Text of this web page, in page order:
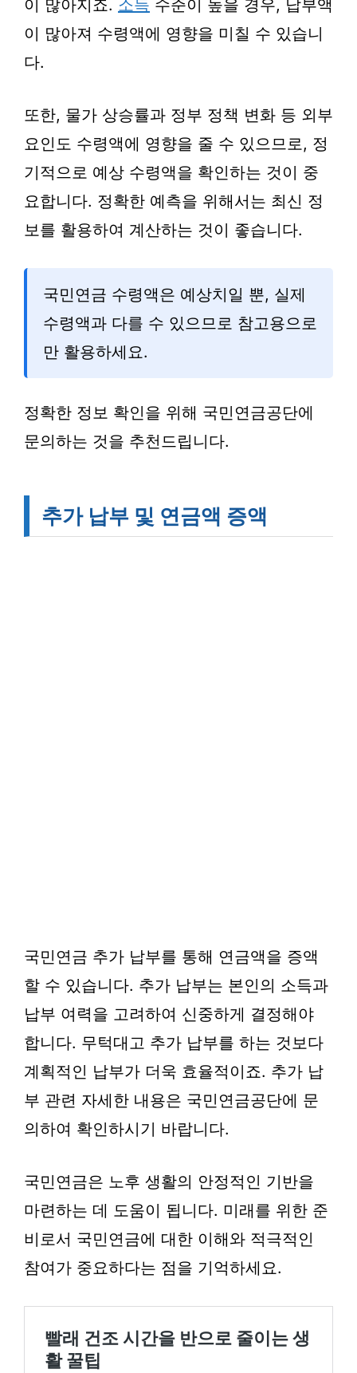
이 많아지죠. 소득 수준이 높을 경우, 납부액
이 많아져 수령액에 영향을 미칠 수 있습니
다.
또한, 물가 상승률과 정부 정책 변화 등 외부
요인도 수령액에 영향을 줄 수 있으므로, 정
기적으로 예상 수령액을 확인하는 것이 중
요합니다. 정확한 예측을 위해서는 최신 정
보를 활용하여 계산하는 것이 좋습니다.
국민연금 수령액은 예상치일 뿐, 실제
수령액과 다를 수 있으므로 참고용으로
만 활용하세요.
정확한 정보 확인을 위해 국민연금공단에
문의하는 것을 추천드립니다.
추가 납부 및 연금액 증액
국민연금 추가 납부를 통해 연금액을 증액
할 수 있습니다. 추가 납부는 본인의 소득과
납부 여력을 고려하여 신중하게 결정해야
합니다. 무턱대고 추가 납부를 하는 것보다
계획적인 납부가 더욱 효율적이죠. 추가 납
부 관련 자세한 내용은 국민연금공단에 문
의하여 확인하시기 바랍니다.
국민연금은 노후 생활의 안정적인 기반을
마련하는 데 도움이 됩니다. 미래를 위한 준
비로서 국민연금에 대한 이해와 적극적인
참여가 중요하다는 점을 기억하세요.